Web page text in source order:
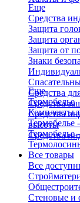
Еще
Средства
Защита
Защита
Защита от
Знаки
Средства
Средства
Средства
высоты
Средства
Еще
Термобелье
Комплекты
Термобелье
Термобелье
Все товары
Все
Стеновые и